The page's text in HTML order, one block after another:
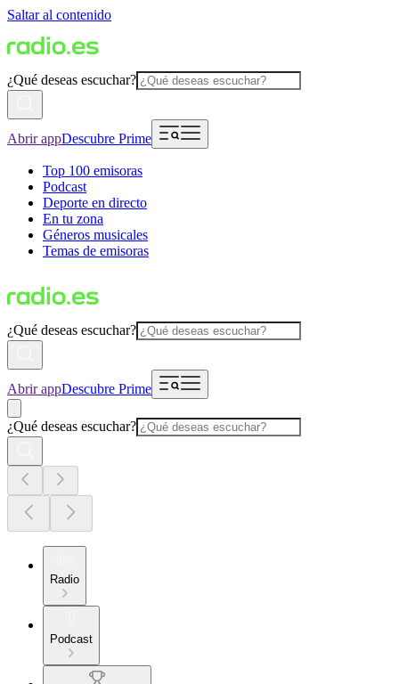
Saltar al contenido
¿Qué deseas escuchar?
Abrir appDescubre Prime
Top 100 emisoras
Podcast
Deporte en directo
En tu zona
Géneros musicales
Temas de emisoras
¿Qué deseas escuchar?
Abrir appDescubre Prime
¿Qué deseas escuchar?
Radio
Podcast